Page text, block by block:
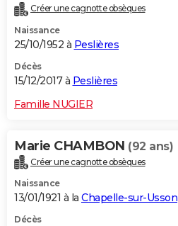
Créer une cagnotte obsèques
Naissance
25/10/1952 à Peslières
Décès
15/12/2017 à Peslières
Famille NUGIER
Marie CHAMBON (92 ans)
Créer une cagnotte obsèques
Naissance
13/01/1921 à la Chapelle-sur-Usson
Décès